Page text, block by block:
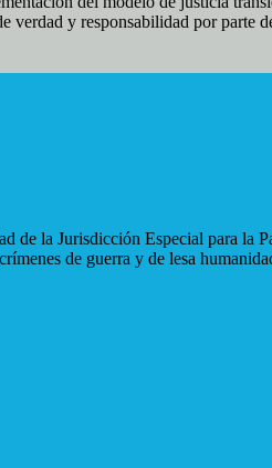
verdad y responsabilidad por parte
de la Jurisdicción Especial para
de guerra y de lesa